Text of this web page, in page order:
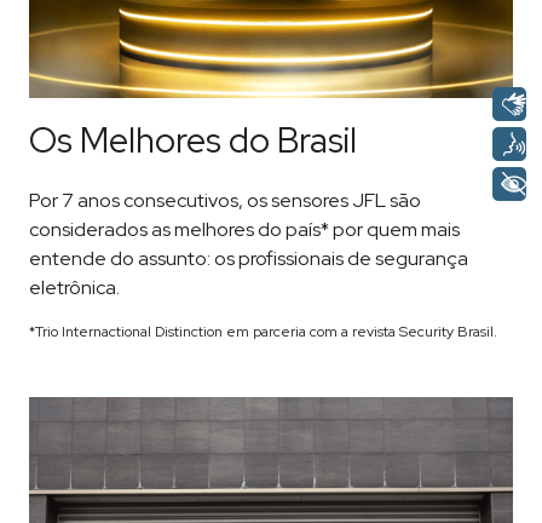
Os Melhores do Brasil
Por 7 anos consecutivos, os sensores JFL são
considerados as melhores do país* por quem mais
entende do assunto: os profissionais de segurança
eletrônica.
*Trio Internactional Distinction em parceria com a revista Security Brasil.